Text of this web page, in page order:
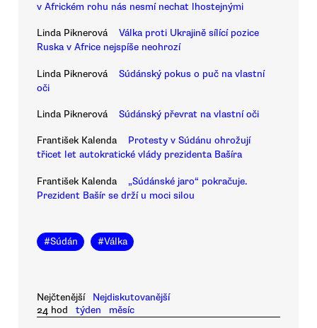
v Africkém rohu nás nesmí nechat lhostejnými
Linda Piknerová
Válka proti Ukrajině sílící pozice
Ruska v Africe nejspíše neohrozí
Linda Piknerová
Súdánský pokus o puč na vlastní
oči
Linda Piknerová Súdánský převrat na vlastní oči
František Kalenda
Protesty v Súdánu ohrožují
třicet let autokratické vlády prezidenta Bašíra
František Kalenda
„Súdánské jaro“ pokračuje.
Prezident Bašír se drží u moci silou
#Súdán #Válka
Nejčtenější
Nejdiskutovanější
24 hod
týden měsíc